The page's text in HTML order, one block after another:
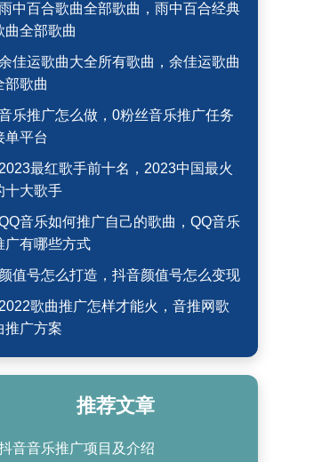
中百合歌曲全部歌曲，雨中百合经典
曲全部歌曲
佳运歌曲大全所有歌曲，余佳运歌曲
部歌曲
乐推广怎么做，0粉丝音乐推广任务
单平台
最红歌手前十名，2023中国最火
十大歌手
音乐如何推广自己的歌曲，QQ音乐
广有哪些方式
值号怎么打造，抖音颜值号怎么变现
歌曲推广怎样才能火，音推网歌
推广方案
推荐文章
音音乐推广项目及介绍